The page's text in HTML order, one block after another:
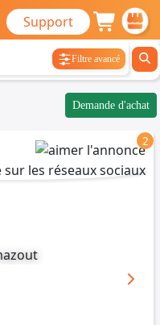
Support
Filtre avancé
Demande d'achat
2